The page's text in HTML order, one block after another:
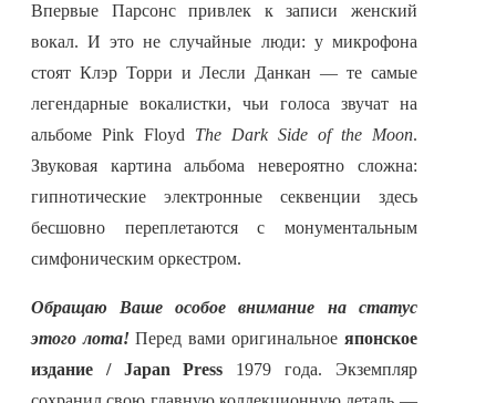
Впервые Парсонс привлек к записи женский
вокал. И это не случайные люди: у микрофона
стоят Клэр Торри и Лесли Данкан — те самые
легендарные вокалистки, чьи голоса звучат на
альбоме Pink Floyd The Dark Side of the Moon.
Звуковая картина альбома невероятно сложна:
гипнотические электронные секвенции здесь
бесшовно переплетаются с монументальным
симфоническим оркестром.
Обращаю Ваше особое внимание на статус
этого лота!Перед вами оригинальное японское
издание / Japan Press 1979 года. Экземпляр